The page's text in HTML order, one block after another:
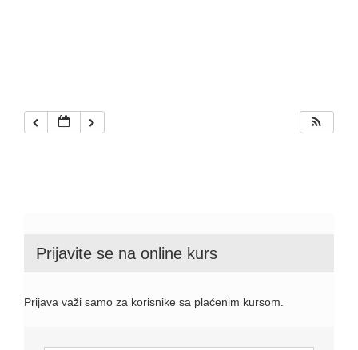
Prijavite se na online kurs
Prijava važi samo za korisnike sa plaćenim kursom.